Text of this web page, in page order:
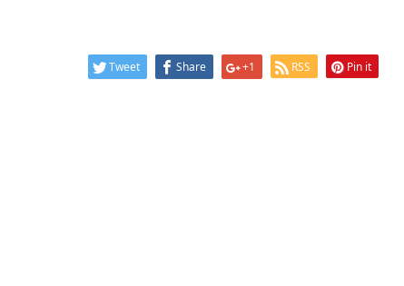
Tweet Share +1 RSS Pin it